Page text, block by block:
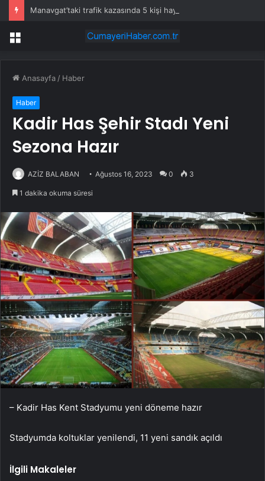
Manavgat’taki trafik kazasında 5 kişi hayatını kaybetti
Menü
Anasayfa / Haber
Haber
Kadir Has Şehir Stadı Yeni
Sezona Hazır
AZİZ BALABAN Ağustos 16, 2023 0 3
1 dakika okuma süresi
– Kadir Has Kent Stadyumu yeni döneme hazır
Stadyumda koltuklar yenilendi, 11 yeni sandık açıldı
İlgili Makaleler